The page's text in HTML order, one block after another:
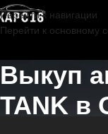
Перейти к навигации
Перейти к основному
Выкуп
TANK в